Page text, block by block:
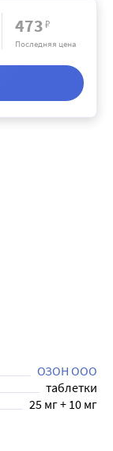
ОЗОН ООО
таблетки
25 мг + 10 мг
473₽
Последняя цена